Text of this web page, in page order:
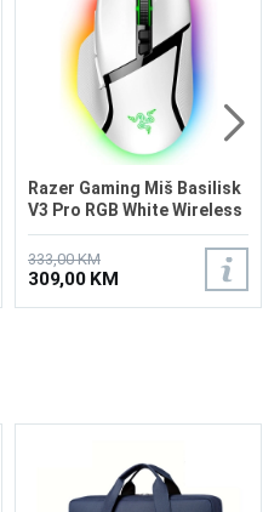
Razer Gaming Miš Basilisk
V3 Pro RGB White Wireless
333,00 KM
309,00 KM